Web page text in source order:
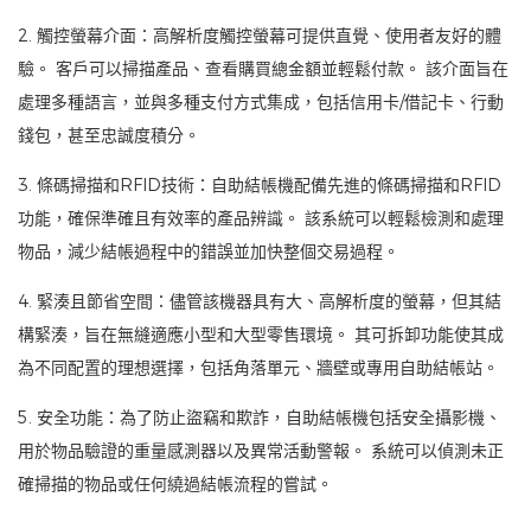
2. 觸控螢幕介面：高解析度觸控螢幕可提供直覺、使用者友好的體
驗。 客戶可以掃描產品、查看購買總金額並輕鬆付款。 該介面旨在
處理多種語言，並與多種支付方式集成，包括信用卡/借記卡、行動
錢包，甚至忠誠度積分。
3. 條碼掃描和RFID技術：自助結帳機配備先進的條碼掃描和RFID
功能，確保準確且有效率的產品辨識。 該系統可以輕鬆檢測和處理
物品，減少結帳過程中的錯誤並加快整個交易過程。
4. 緊湊且節省空間：儘管該機器具有大、高解析度的螢幕，但其結
構緊湊，旨在無縫適應小型和大型零售環境。 其可拆卸功能使其成
為不同配置的理想選擇，包括角落單元、牆壁或專用自助結帳站。
5. 安全功能：為了防止盜竊和欺詐，自助結帳機包括安全攝影機、
用於物品驗證的重量感測器以及異常活動警報。 系統可以偵測未正
確掃描的物品或任何繞過結帳流程的嘗試。